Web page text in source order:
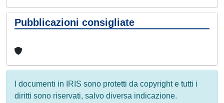
Pubblicazioni consigliate
I documenti in IRIS sono protetti da copyright e tutti i
diritti sono riservati, salvo diversa indicazione.